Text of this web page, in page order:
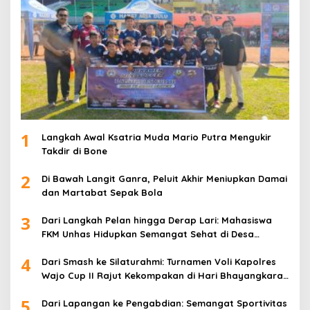
1
Langkah Awal Ksatria Muda Mario Putra Mengukir
Takdir di Bone
2
Di Bawah Langit Ganra, Peluit Akhir Meniupkan Damai
dan Martabat Sepak Bola
3
Dari Langkah Pelan hingga Derap Lari: Mahasiswa
FKM Unhas Hidupkan Semangat Sehat di Desa
4
Dari Smash ke Silaturahmi: Turnamen Voli Kapolres
Wajo Cup II Rajut Kekompakan di Hari Bhayangkara
Dari Lapangan ke Pengabdian: Semangat Sportivitas